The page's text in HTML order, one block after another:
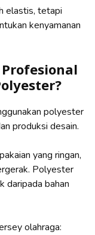
elastis, tetapi
kenyamanan
polyester
produksi desain.
yang ringan,
Polyester
daripada bahan
olahraga: